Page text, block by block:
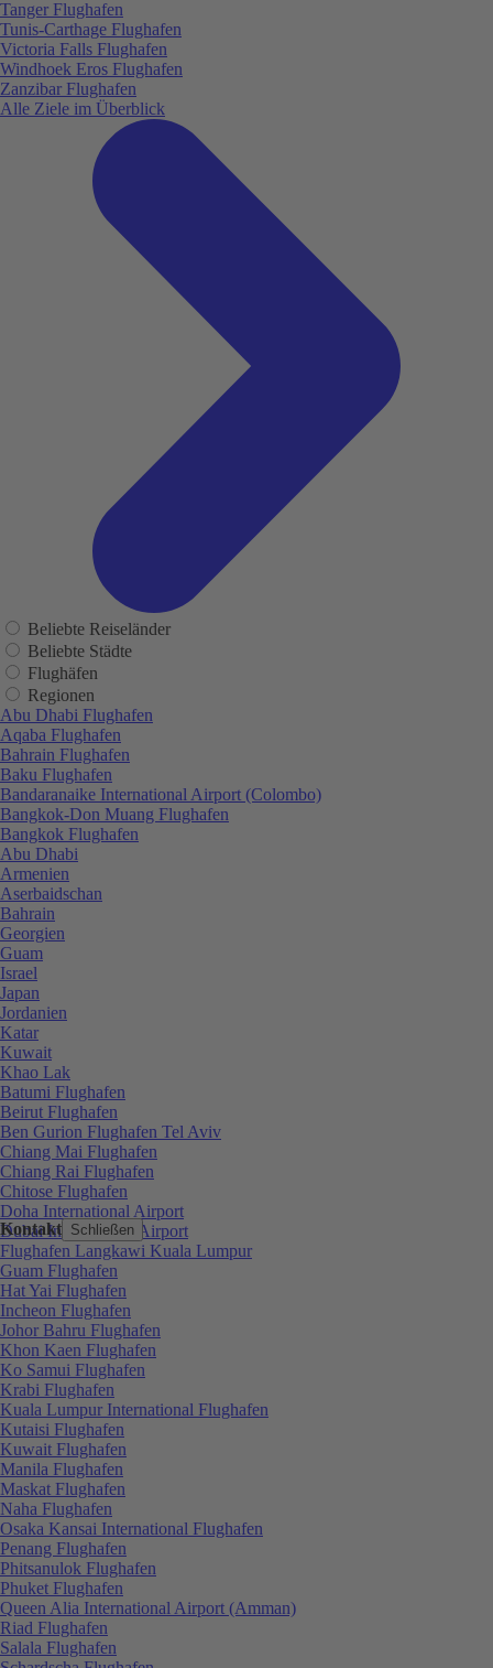
Kontakt Schließen
Tanger Flughafen
Tunis-Carthage Flughafen
Victoria Falls Flughafen
Windhoek Eros Flughafen
Zanzibar Flughafen
Alle Ziele im Überblick
Beliebte Reiseländer
Beliebte Städte
Flughäfen
Regionen
Abu Dhabi Flughafen
Aqaba Flughafen
Bahrain Flughafen
Baku Flughafen
Bandaranaike International Airport (Colombo)
Bangkok-Don Muang Flughafen
Bangkok Flughafen
Abu Dhabi
Armenien
Aserbaidschan
Bahrain
Georgien
Guam
Israel
Japan
Jordanien
Katar
Kuwait
Khao Lak
Batumi Flughafen
Beirut Flughafen
Ben Gurion Flughafen Tel Aviv
Chiang Mai Flughafen
Chiang Rai Flughafen
Chitose Flughafen
Doha International Airport
Dubai International Airport
Flughafen Langkawi Kuala Lumpur
Guam Flughafen
Hat Yai Flughafen
Incheon Flughafen
Johor Bahru Flughafen
Khon Kaen Flughafen
Ko Samui Flughafen
Krabi Flughafen
Kuala Lumpur International Flughafen
Kutaisi Flughafen
Kuwait Flughafen
Manila Flughafen
Maskat Flughafen
Naha Flughafen
Osaka Kansai International Flughafen
Penang Flughafen
Phitsanulok Flughafen
Phuket Flughafen
Queen Alia International Airport (Amman)
Riad Flughafen
Salala Flughafen